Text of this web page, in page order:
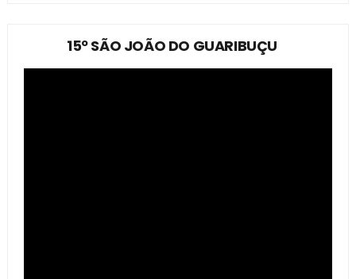
15º SÃO JOÃO DO GUARIBUÇU